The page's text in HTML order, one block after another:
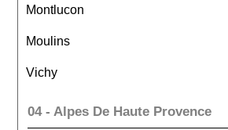
Montlucon
Moulins
Vichy
04 - Alpes De Haute Provence